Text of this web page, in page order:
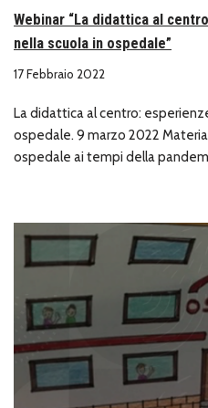
Webinar “La didattica al
nella scuola in ospedale”
17 Febbraio 2022
La didattica al centro:
ospedale. 9 marzo 2022
ospedale ai tempi della